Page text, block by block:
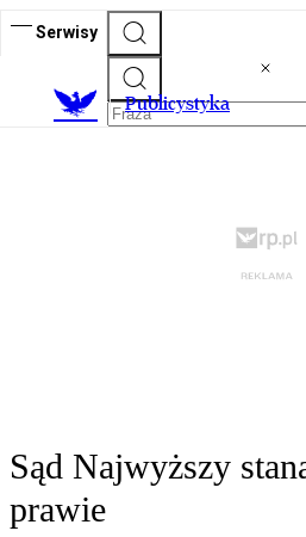
Serwisy
Publicystyka
Sąd Najwyższy
prawie